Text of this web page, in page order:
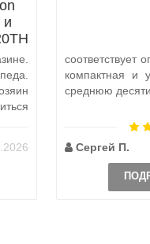
и
соответствует
компактная и
среднюю
Сергей П.